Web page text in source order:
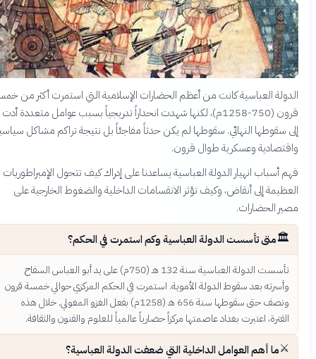
الدولة العباسية كانت من أعظم الحضارات الإسلامية التي استمرت أكثر من خمسة
قرون (750-1258م)، لكنها شهدت انحداراً تدريجياً بسبب عوامل متعددة أدت
إلى سقوطها النهائي. سقوطها لم يكن حدثاً مفاجئاً بل نتيجة تراكم مشاكل سياسية
واقتصادية وعسكرية طوال قرون.
فهم أسباب انهيار الدولة العباسية يساعدنا على إدراك كيف تتحول الإمبراطوريات
العظيمة إلى أنقاض، وكيف تؤثر الانقسامات الداخلية والضغوط الخارجية على
مصير الحضارات.
متى تأسست الدولة العباسية وكم استمرت في الحكم؟
تأسست الدولة العباسية سنة 132 هـ (750م) على يد أبو العباس السفاح
وأسرته بعد سقوط الدولة الأموية. استمرت في الحكم المركزي حوالي خمسة قرون
ونصف حتى سقوطها سنة 656 هـ (1258م) بفعل الغزو المغولي. خلال هذه
الفترة، اعتبرت بغداد عاصمتها مركزاً حضارياً عالمياً للعلوم والفنون والثقافة.
ما أهم العوامل الداخلية التي ضعفت الدولة العباسية؟